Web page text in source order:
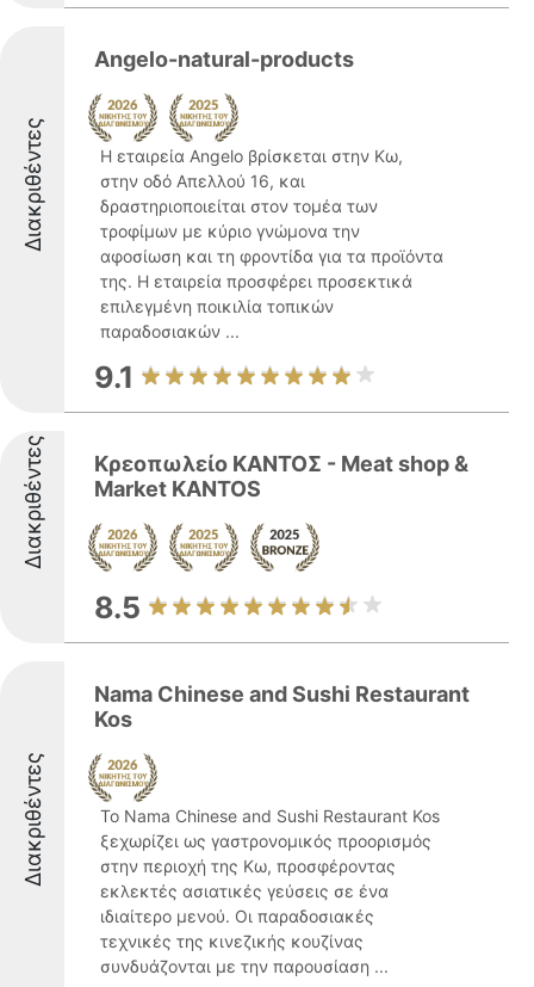
Διακριθέντες
Angelo-natural-products
Η εταιρεία Angelo βρίσκεται στην Κω,
στην οδό Απελλού 16, και
δραστηριοποιείται στον τομέα των
τροφίμων με κύριο γνώμονα την
αφοσίωση και τη φροντίδα για τα προϊόντα
της. Η εταιρεία προσφέρει προσεκτικά
επιλεγμένη ποικιλία τοπικών
παραδοσιακών ...
9.1
Διακριθέντες
Κρεοπωλείο ΚΑΝΤΟΣ - Meat shop &
Market KANTOS
8.5
Διακριθέντες
Nama Chinese and Sushi Restaurant
Kos
Το Nama Chinese and Sushi Restaurant Kos
ξεχωρίζει ως γαστρονομικός προορισμός
στην περιοχή της Κω, προσφέροντας
εκλεκτές ασιατικές γεύσεις σε ένα
ιδιαίτερο μενού. Οι παραδοσιακές
τεχνικές της κινεζικής κουζίνας
συνδυάζονται με την παρουσίαση ...